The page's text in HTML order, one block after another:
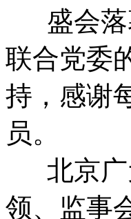
盛会落
联合党委
持，感谢
员。
北京广
领、监事